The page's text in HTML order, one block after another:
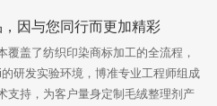
因与您同行而更加精彩
盖了纺织印染商标加工的全流程，
研发实验环境，博准专业工程师组成
支持，为客户量身定制毛绒整理剂产